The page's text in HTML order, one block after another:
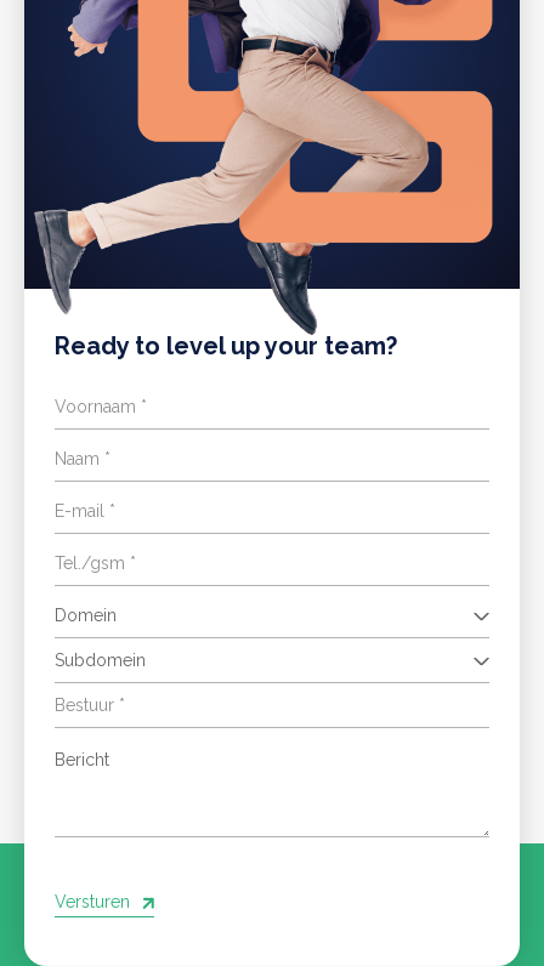
Ready to level up your team?
Domein
Subdomein
Versturen